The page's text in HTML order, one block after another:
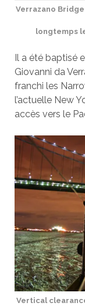
Verrazano
longtemps
Il a été baptisé
Giovanni da
franchi les
l’actuelle New
accès vers le
Vertical